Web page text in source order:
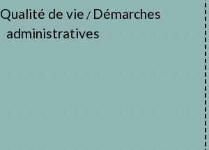
Qualité de vie / Démarches
administratives